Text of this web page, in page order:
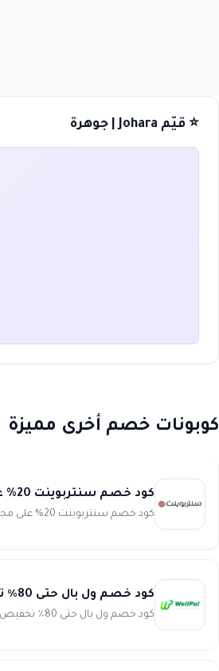
⭐ قيّم Johara | جوهرة
كوبونات خصم أخرى مميزة
كود خصم سنتربوينت 20% على مجموعة الأزياء الجديدة من Centrepoint
كود خصم سنتربوينت 20% على مجموعة الأزياء الجديدة انسخ الكود (carwadhl10) كود خصم سنتربوينت و خصم 20% عند الشر...
كود خصم ول بال حتى 80٪ تخفيض إضافي على كل التطبيق Wellpal
كود خصم ول بال حتى 80٪ تخفيض إضافي على كل التطبيق انسخ الكود (W16) استغل الفرصة الآن ووفر الكثير من المال مع...